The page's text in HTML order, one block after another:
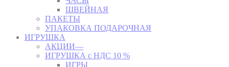
ШВЕЙНАЯ
ПАКЕТЫ
УПАКОВКА ПОДАРОЧНАЯ
ИГРУШКА
АКЦИИ—
ИГРУШКА с НДС 10 %
ИГРЫ